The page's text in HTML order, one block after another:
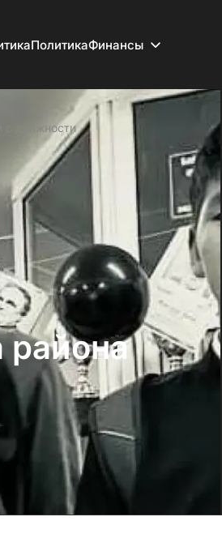
ПолитикаФинансы
с должности
района